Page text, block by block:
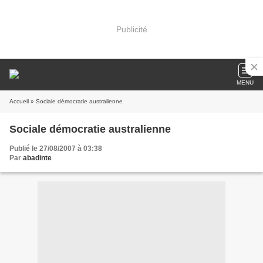
Publicité
MENU
Accueil » Sociale démocratie australienne
Sociale démocratie australienne
Publié le 27/08/2007 à 03:38
Par abadinte